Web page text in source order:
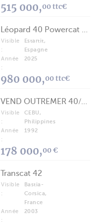
515 000,00 ttc€
Léopard 40 Powercat 2025
Visible
:
Estartit,
Espagne
Année
:
2025
980 000,00 ttc€
VEND OUTREMER 40/43 (FREE LANCE)
Visible
:
CEBU,
Philippines
Année
:
1992
178 000,00 €
Transcat 42
Visible
:
Bastia-
Corsica,
France
Année
:
2003